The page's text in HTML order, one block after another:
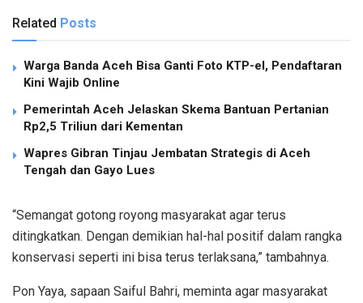
Related Posts
Warga Banda Aceh Bisa Ganti Foto KTP-el, Pendaftaran
Kini Wajib Online
Pemerintah Aceh Jelaskan Skema Bantuan Pertanian
Rp2,5 Triliun dari Kementan
Wapres Gibran Tinjau Jembatan Strategis di Aceh
Tengah dan Gayo Lues
“Semangat gotong royong masyarakat agar terus
ditingkatkan. Dengan demikian hal-hal positif dalam rangka
konservasi seperti ini bisa terus terlaksana,” tambahnya.
Pon Yaya, sapaan Saiful Bahri, meminta agar masyarakat